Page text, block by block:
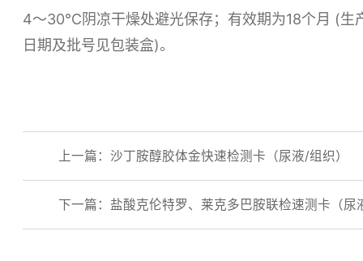
4～30℃阴凉干燥处避光保存；有效期为18个月 (生
日期及批号见包装盒)。
上一篇：沙丁胺醇胶体金快速检测卡（尿液/组织）
下一篇：盐酸克伦特罗、莱克多巴胺联检速测卡（尿